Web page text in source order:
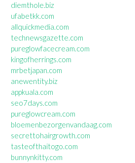
diemthole.biz
ufabetkk.com
allquickmedia.com
technewsgazette.com
pureglowfacecream.com
kingofherrings.com
mrbetjapan.com
anewentity.biz
appkuala.com
seo7days.com
pureglowcream.com
bloemenbezorgenvandaag.com
secrettohairgrowth.com
tasteofthaitogo.com
bunnynkitty.com